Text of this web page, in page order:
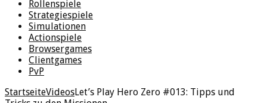
Rollenspiele
Strategiespiele
Simulationen
Actionspiele
Browsergames
Clientgames
PvP
StartseiteVideosLet’s Play Hero Zero #013: Tipps und